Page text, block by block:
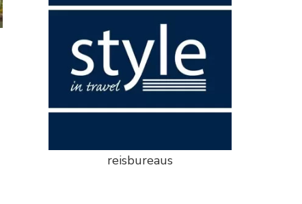
reisbureaus